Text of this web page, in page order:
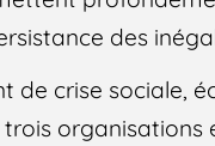
des
de crise sociale,
organisations